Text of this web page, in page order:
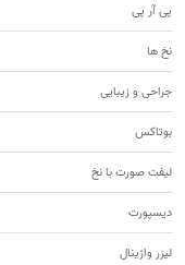
پی آر پی
نخ ها
جراحی و زیبایی
بوتاکس
لیفت صورت با نخ
دیسپورت
لیزر واژینال